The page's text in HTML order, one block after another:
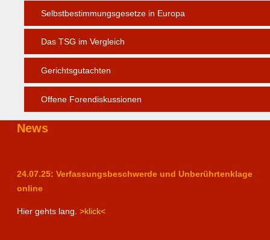
Selbstbestimmungsgesetze in Europa
Das TSG im Vergleich
Gerichtsgutachten
Offene Forendiskussionen
News
24.07.25: Verfassungsbeschwerde und Unberührtenklage
online
Hier gehts lang. >klick<